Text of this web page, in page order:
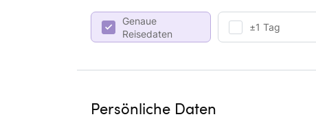
Genaue
Reisedaten
±1 Tag
Persönliche Daten